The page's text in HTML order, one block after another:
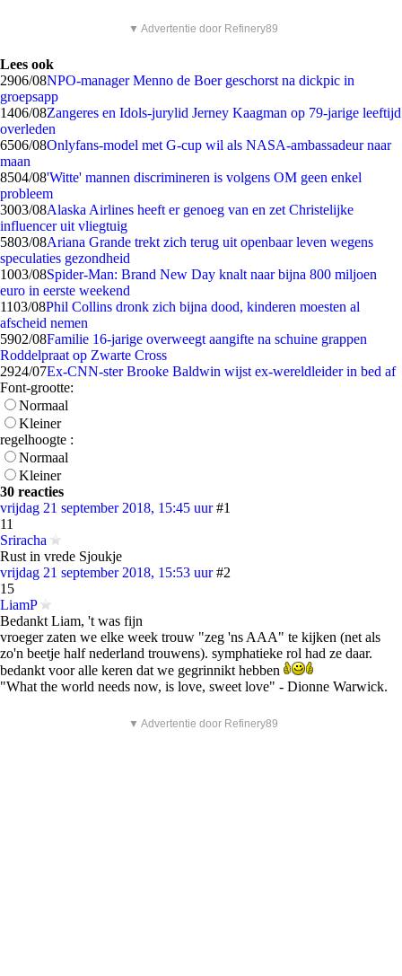
▼ Advertentie door Refinery89
Lees ook
2906/08NPO-manager Menno de Boer geschorst na dickpic in
groepsapp
1406/08Zangeres en Idols-jurylid Jerney Kaagman op 79-jarige leeftijd
overleden
6506/08Onlyfans-model met G-cup wil als NASA-ambassadeur naar
maan
8504/08'Witte' mannen discrimineren is volgens OM geen enkel
probleem
3003/08Alaska Airlines heeft er genoeg van en zet Christelijke
influencer uit vliegtuig
5803/08Ariana Grande trekt zich terug uit openbaar leven wegens
speculaties gezondheid
1003/08Spider-Man: Brand New Day knalt naar bijna 800 miljoen
euro in eerste weekend
1103/08Phil Collins dronk zich bijna dood, kinderen moesten al
afscheid nemen
5902/08Familie 16-jarige overweegt aangifte na schuine grappen
Roddelpraat op Zwarte Cross
2924/07Ex-CNN-ster Brooke Baldwin wijst ex-wereldleider in bed af
Font-grootte:
Normaal
Kleiner
regelhoogte :
Normaal
Kleiner
30 reacties
vrijdag 21 september 2018, 15:45 uur #1
11
Sriracha
Rust in vrede Sjoukje
vrijdag 21 september 2018, 15:53 uur #2
15
LiamP
Bedankt Liam, 't was fijn
vroeger zaten we elke week trouw "zeg 'ns AAA" te kijken (net als
zo'n beetje half nederland trouwens). symphatieke rol had ze daar.
bedankt voor alle keren dat we gegrinnikt hebben
"What the world needs now, is love, sweet love" - Dionne Warwick.
▼ Advertentie door Refinery89